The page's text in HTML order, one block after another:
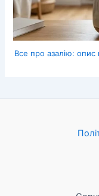
Все про азалію: опис